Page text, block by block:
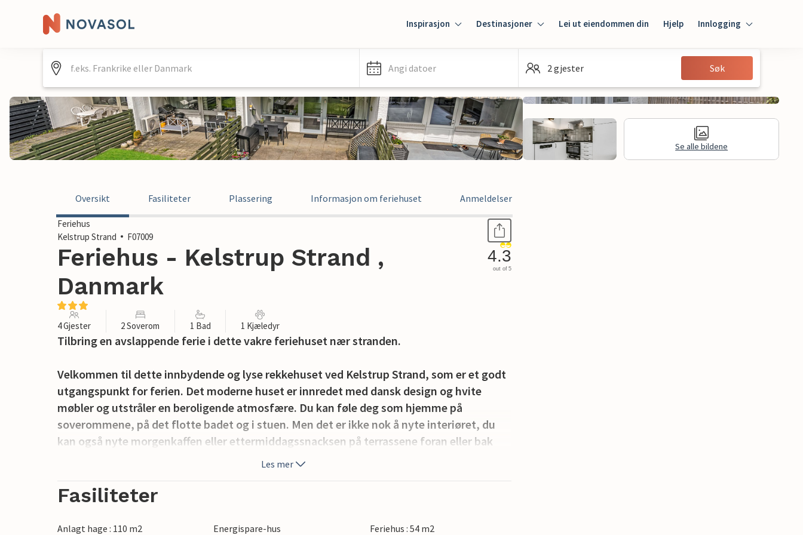
Inspirasjon Destinasjoner Lei ut eiendommen din Hjelp Innlogging
Innlogging
Gjest
Angi datoer 2 gjester Søk
Se alle bildene
Oversikt Fasiliteter Plassering Informasjon om feriehuset Anmeldelser
Feriehus
Kelstrup Strand
F07009
Feriehus - Kelstrup Strand ,
Danmark
4.3
out of 5
4 Gjester 2 Soverom 1 Bad 1 Kjæledyr
Tilbring en avslappende ferie i dette vakre feriehuset nær stranden.
Velkommen til dette innbydende og lyse rekkehuset ved Kelstrup Strand, som er et godt
utgangspunkt for ferien. Det moderne huset er innredet med dansk design og hvite
møbler og utstråler en beroligende atmosfære. Du kan føle deg som hjemme på
soverommene, på det flotte badet og i stuen. Men det er ikke nok å nyte interiøret, du
kan også nyte morgenkaffen eller ettermiddagssnacksen på terrassene foran eller bak
Den vakre naturen starter rett foran huset, og Kelstrup-stranden er like fantastisk. Hvis
se ut over vannet. Et grønt fellesområde ligger i nærheten av huset, og her finner du
Les mer
Fasiliteter
Anlagt hage : 110 m2 Energispare-hus
Feriehus : 54 m2